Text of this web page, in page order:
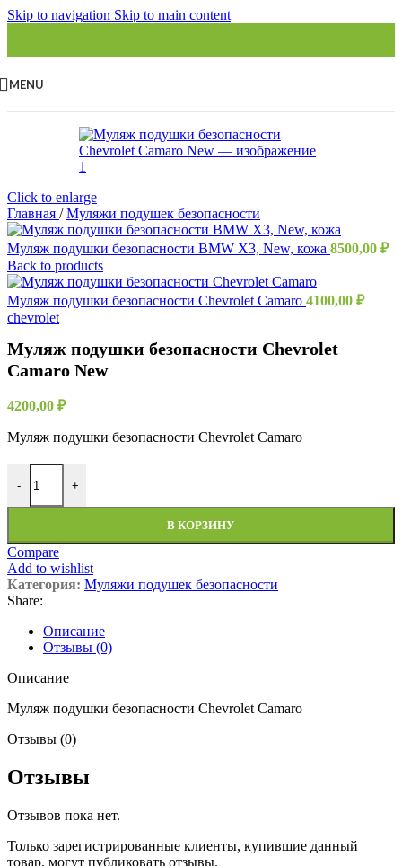
Skip to navigation Skip to main content
MENU
Click to enlarge
Главная / Муляжи подушек безопасности
Муляж подушки безопасности BMW X3, New, кожа 8500,00 ₽
Back to products
Муляж подушки безопасности Chevrolet Camaro 4100,00 ₽
chevrolet
Муляж подушки безопасности Chevrolet
Camaro New
4200,00 ₽
Муляж подушки безопасности Chevrolet Camaro
-
Количество товара Муляж подушки безопасности Chevrolet
+
В КОРЗИНУ
Compare
Add to wishlist
Категория: Муляжи подушек безопасности
Share:
Описание
Отзывы (0)
Описание
Муляж подушки безопасности Chevrolet Camaro
Отзывы (0)
Отзывы
Отзывов пока нет.
Только зарегистрированные клиенты, купившие данный
товар, могут публиковать отзывы.